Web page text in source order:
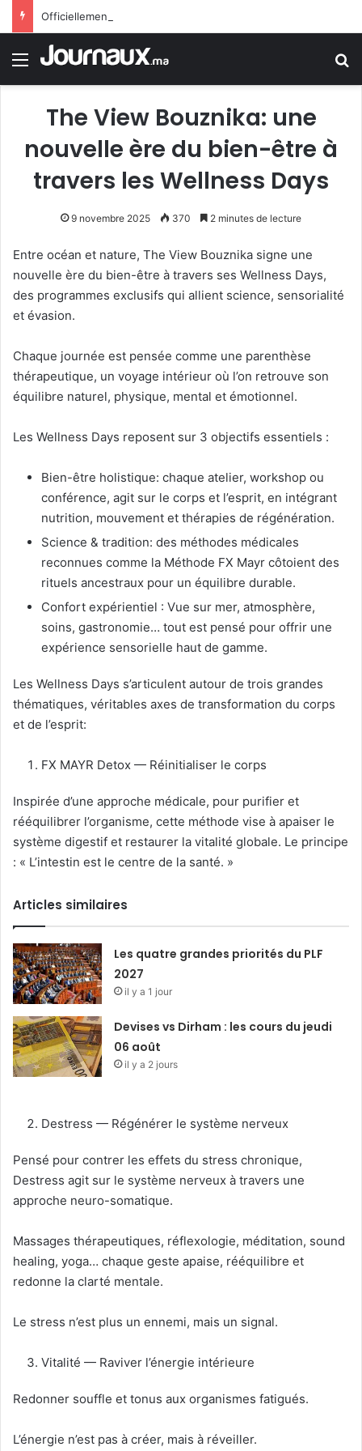
Menu
The View Bouznika: une
nouvelle ère du bien-être à
travers les Wellness Days
9 novembre 2025 370 2 minutes de lecture
Entre océan et nature, The View Bouznika signe une
nouvelle ère du bien-être à travers ses Wellness Days,
des programmes exclusifs qui allient science, sensorialité
et évasion.
Chaque journée est pensée comme une parenthèse
thérapeutique, un voyage intérieur où l’on retrouve son
équilibre naturel, physique, mental et émotionnel.
Les Wellness Days reposent sur 3 objectifs essentiels :
Bien-être holistique: chaque atelier, workshop ou
conférence, agit sur le corps et l’esprit, en intégrant
nutrition, mouvement et thérapies de régénération.
Science & tradition: des méthodes médicales
reconnues comme la Méthode FX Mayr côtoient des
rituels ancestraux pour un équilibre durable.
Confort expérientiel : Vue sur mer, atmosphère,
soins, gastronomie… tout est pensé pour offrir une
expérience sensorielle haut de gamme.
Les Wellness Days s’articulent autour de trois grandes
thématiques, véritables axes de transformation du corps
et de l’esprit:
FX MAYR Detox — Réinitialiser le corps
Inspirée d’une approche médicale, pour purifier et
rééquilibrer l’organisme, cette méthode vise à apaiser le
système digestif et restaurer la vitalité globale. Le principe
: « L’intestin est le centre de la santé. »
Articles similaires
Les quatre grandes priorités du PLF
2027
il y a 1 jour
Devises vs Dirham : les cours du jeudi
06 août
il y a 2 jours
Destress — Régénérer le système nerveux
Pensé pour contrer les effets du stress chronique,
Destress agit sur le système nerveux à travers une
approche neuro-somatique.
Massages thérapeutiques, réflexologie, méditation, sound
healing, yoga… chaque geste apaise, rééquilibre et
redonne la clarté mentale.
Le stress n’est plus un ennemi, mais un signal.
Vitalité — Raviver l’énergie intérieure
Redonner souffle et tonus aux organismes fatigués.
L’énergie n’est pas à créer, mais à réveiller.